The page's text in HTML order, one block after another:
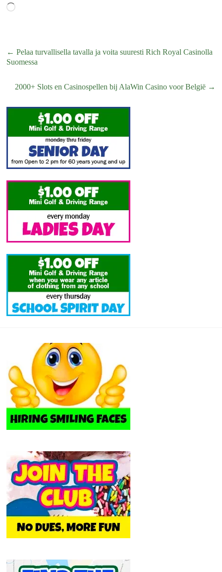
Loading…
← Pelaa turvallisella tavalla ja voita suuresti Rich Royal Casinolla
Suomessa
2000+ Slots en Casinospellen bij AlaWin Casino voor België →